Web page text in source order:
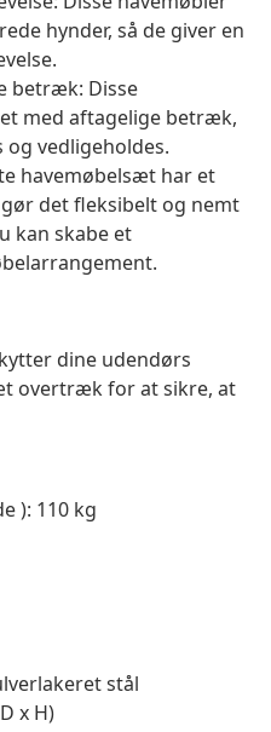
hynder, så de giver en
betræk: Disse
med aftagelige betræk,
og vedligeholdes.
havemøbelsæt har et
det fleksibelt og nemt
kan skabe et
dine udendørs
overtræk for at sikre, at
): 110 kg
stål
x H)